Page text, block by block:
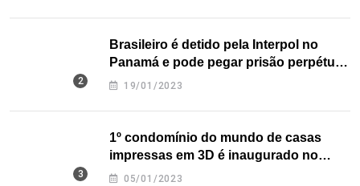
Brasileiro é detido pela Interpol no
Panamá e pode pegar prisão perpétua
nos EUA
19/01/2023
1º condomínio do mundo de casas
impressas em 3D é inaugurado no
Texas
05/01/2023